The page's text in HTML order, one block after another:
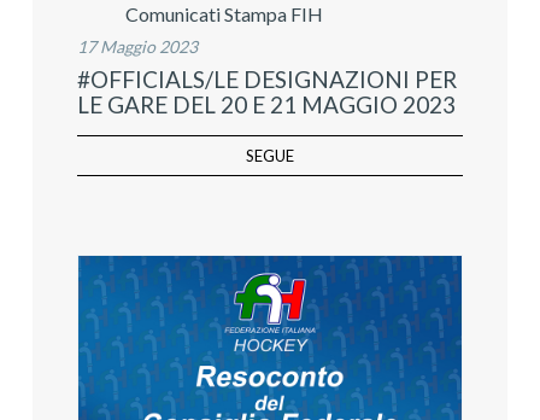
Comunicati Stampa FIH
17 Maggio 2023
#OFFICIALS/LE DESIGNAZIONI PER
LE GARE DEL 20 E 21 MAGGIO 2023
SEGUE